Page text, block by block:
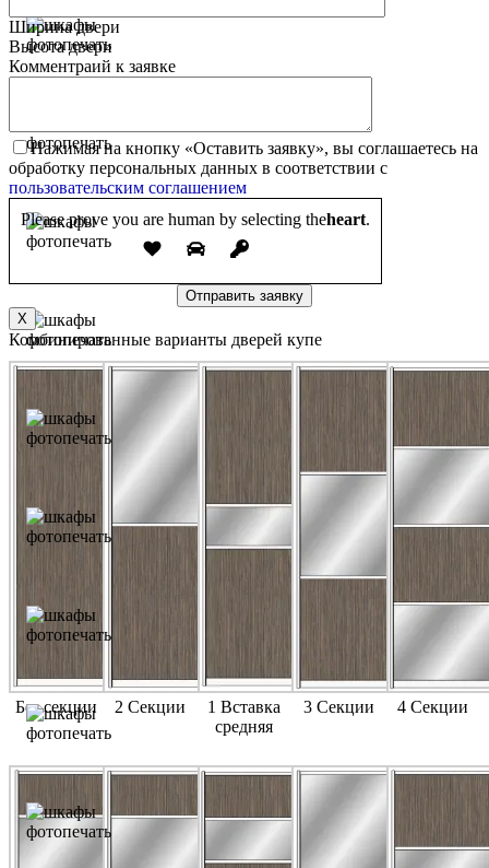
Ширина двери
Высота двери
Комментраий к заявке
Нажимая на кнопку «Оставить заявку», вы соглашаетесь на
обработку персональных данных в соответствии с
пользовательским соглашением
Please prove you are human by selecting theheart.
X
Комбинированные варианты дверей купе
Без секции 2 Секции
1 Вставка
средняя
3 Секции 4 Секции